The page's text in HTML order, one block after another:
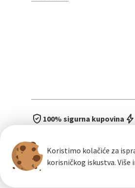
Koristimo kolačiće za
korisničkog iskustva.
100% sigurna kupovina